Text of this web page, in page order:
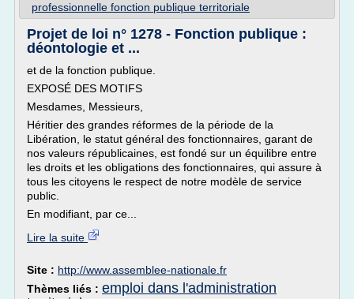
professionnelle fonction publique territoriale
Projet de loi n° 1278 - Fonction publique :
déontologie et ...
et de la fonction publique.
EXPOSÉ DES MOTIFS
Mesdames, Messieurs,
Héritier des grandes réformes de la période de la
Libération, le statut général des fonctionnaires, garant de
nos valeurs républicaines, est fondé sur un équilibre entre
les droits et les obligations des fonctionnaires, qui assure à
tous les citoyens le respect de notre modèle de service
public.
En modifiant, par ce...
Lire la suite
Site : http://www.assemblee-nationale.fr
Thèmes liés : emploi dans l'administration